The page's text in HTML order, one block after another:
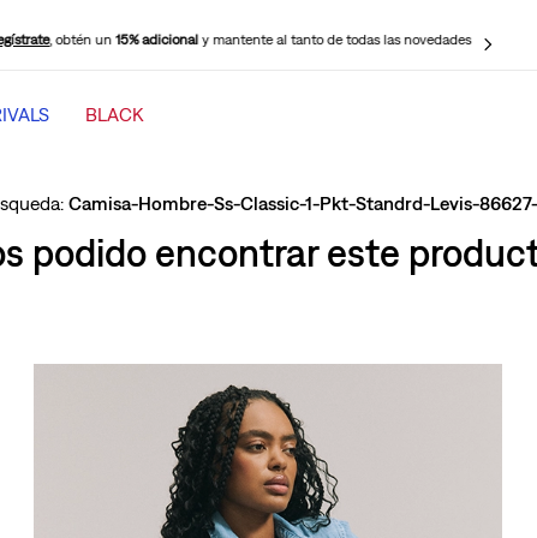
, obtén un15% adicional y mantente al tanto de todas las novedades
BLACK
Camisa-Hombre-Ss-Classic-1-Pkt-Standrd-Levis-
podido encontrar este
1.
jeans mujer levi s cinch baggy
2
5.
505 hombre
chaqueta
mujer 318
jeans mujer 318 wide leg